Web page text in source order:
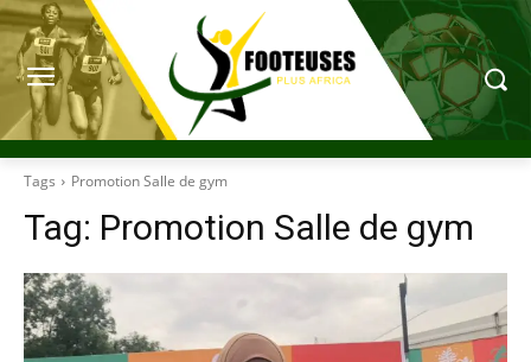
Tags Promotion Salle de gym
Tag: Promotion Salle de gym